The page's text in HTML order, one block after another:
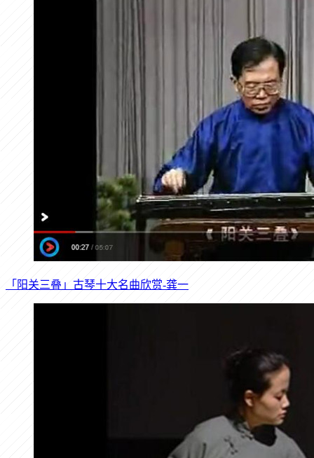
「阳关三叠」古琴十大名曲欣赏-龚一